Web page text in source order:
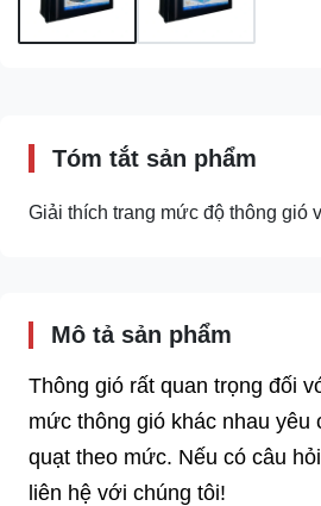
Tóm tắt sản phẩm
Giải thích trang mức độ thông gió
Mô tả sản phẩm
Thông gió rất quan trọng đối
mức thông gió khác nhau
quạt theo mức. Nếu có câu
liên hệ với chúng tôi!